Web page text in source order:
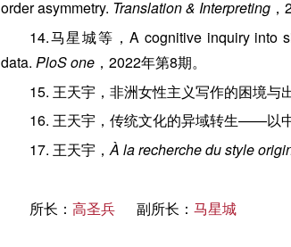
order asymmetry. Translation & Interpreting
14.马星城等，A cognitive inquiry into
data. PloS one ，2022年第8期。
15. 王天宇，非洲女性主义写作的困境
16. 王天宇，传统文化的异域转生——以
17. 王天宇，À la recherche du style
所长： 高圣兵 副所长： 马星城